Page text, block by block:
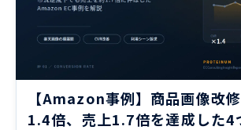
【Amazon事例】商品画像改
1.4倍、売上1.7倍を達成した4